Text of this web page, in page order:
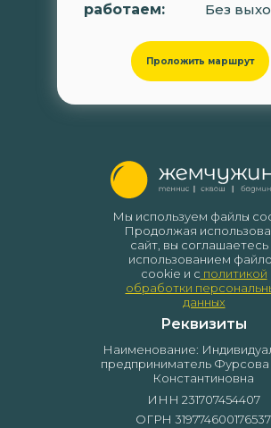
работаем:
Без
Проложить маршрут
Мы используем файлы
Продолжая
сайт, вы соглашаетесь
использованием
cookie и с политикой
обработки
данных
Реквизиты
ИНН 231707454407
ОГРН 319774600176537
Наименование:
предприниматель
Константиновна